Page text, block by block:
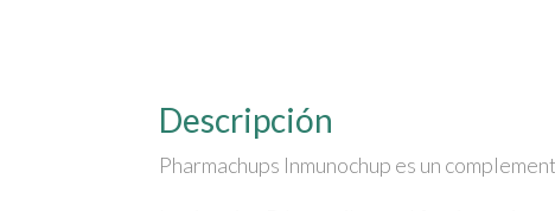
Descripción
Pharmachups Inmunochup es un